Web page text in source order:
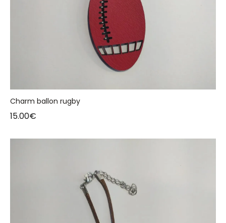
Charm ballon rugby
15.00€